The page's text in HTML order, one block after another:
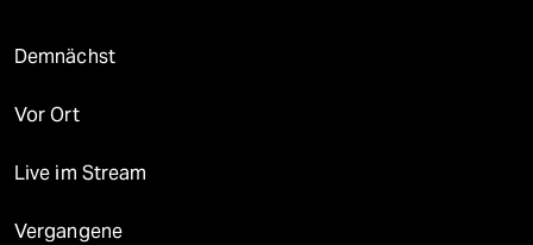
Demnächst
Vor Ort
Live im Stream
Vergangene